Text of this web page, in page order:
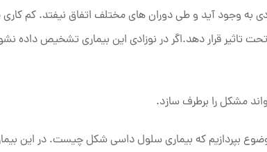
به وجود آید و طی دوران های مختلف اتفاق نیفتد. کم‌ کاری
تاثیر قرار دهد.اگر در نوزادی این بیماری تشخیص داده
مشکل را برطرف سازد.
بپردازیم که بیماری سلول داسی شکل چیست. در این